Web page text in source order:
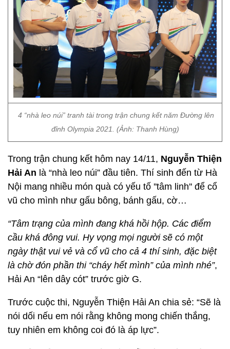
4 “nhà leo núi” tranh tài trong trận chung kết năm Đường lên
đỉnh Olympia 2021. (Ảnh: Thanh Hùng)
Trong trận chung kết hôm nay 14/11, Nguyễn Thiện
Hải An là “nhà leo núi” đầu tiên. Thí sinh đến từ Hà
Nội mang nhiều món quà có yếu tố ''tâm linh'' để cổ
vũ cho mình như gấu bông, bánh gấu, cờ…
“Tâm trạng của mình đang khá hồi hộp. Các điểm
cầu khá đông vui. Hy vọng mọi người sẽ có một
ngày thật vui vẻ và cổ vũ cho cả 4 thí sinh, đặc biệt
là chờ đón phần thi “cháy hết mình” của mình nhé”,
Hải An “lên dây cót” trước giờ G.
Trước cuộc thi, Nguyễn Thiện Hải An chia sẻ: “Sẽ là
nói dối nếu em nói rằng không mong chiến thắng,
tuy nhiên em không coi đó là áp lực”.